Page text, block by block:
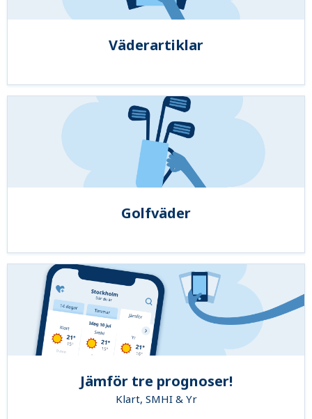
Väderartiklar
Golfväder
Jämför tre prognoser!
Klart, SMHI & Yr